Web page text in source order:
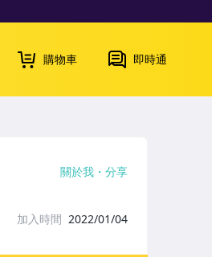
購物車 即時通
關於我 分享
加入時間 2022/01/04